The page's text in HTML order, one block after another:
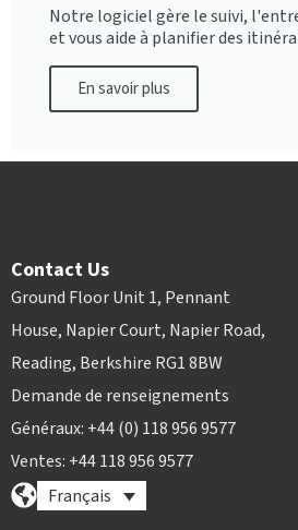
Notre logiciel gère le suivi,
et vous aide à planifier des
En savoir plus
Contact Us
Ground Floor Unit 1, Pennant
House, Napier Court, Napier Road,
Reading, Berkshire RG1 8BW
Demande de renseignements
Généraux: +44 (0) 118 956 9577
Ventes: +44 118 956 9577
Français